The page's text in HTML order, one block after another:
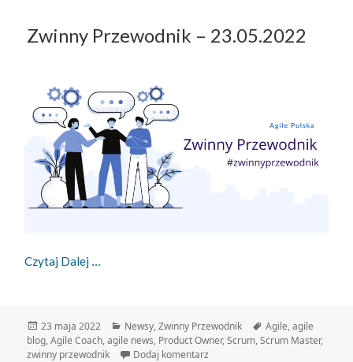
Zwinny Przewodnik – 23.05.2022
Czytaj Dalej
Data
publikacji
23 maja 2022 Kategorie
Newsy,Zwinny Przewodnik Tagi
Agile,agile
blog,Agile Coach,agile news, Product Owner,Scrum,Scrum Master,
zwinny przewodnik
Dodaj komentarz